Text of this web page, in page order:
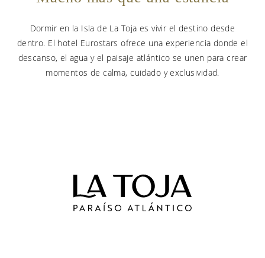
Dormir en la Isla de La Toja es vivir el destino desde
dentro. El hotel Eurostars ofrece una experiencia donde el
descanso, el agua y el paisaje atlántico se unen para crear
momentos de calma, cuidado y exclusividad.